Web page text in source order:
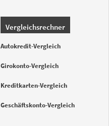
Vergleichsrechner
Autokredit-Vergleich
Girokonto-Vergleich
Kreditkarten-Vergleich
Geschäftskonto-Vergleich